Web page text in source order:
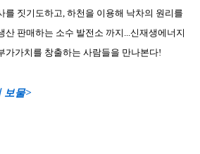
를 짓기도하고, 하천을 이용해 낙차의 원리를
산 판매하는 소수 발전소 까지...신재생에너지
가가치를 창출하는 사람들을 만나본다!
보물>